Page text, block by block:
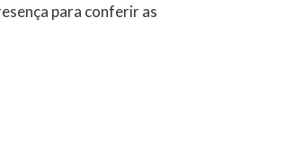
para conferir as